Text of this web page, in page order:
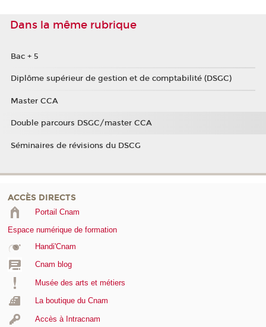
Dans la même rubrique
Bac + 5
Diplôme supérieur de gestion et de comptabilité (DSGC)
Master CCA
Double parcours DSGC/master CCA
Séminaires de révisions du DSCG
ACCÈS DIRECTS
Portail Cnam
Espace numérique de formation
Handi'Cnam
Cnam blog
Musée des arts et métiers
La boutique du Cnam
Accès à Intracnam